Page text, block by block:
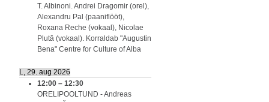
T. Albinoni. Andrei Dragomir (orel),
Alexandru Pal (paaniflööt),
Roxana Reche (vokaal), Nicolae
Plută (vokaal). Korraldab "Augustin
Bena" Centre for Culture of Alba
L, 29. aug 2026
12:00 – 12:30
ORELIPOOLTUND - Andreas